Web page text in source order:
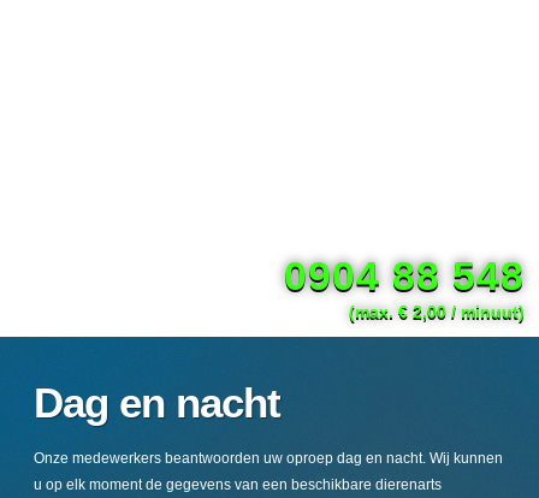
0904 88 548
(max. € 2,00 / minuut)
Dag en nacht
Onze medewerkers beantwoorden uw oproep dag en nacht. Wij kunnen
u op elk moment de gegevens van een beschikbare dierenarts